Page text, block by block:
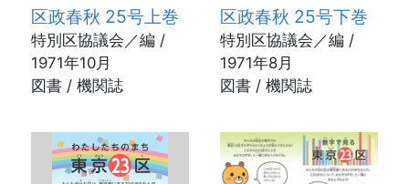
区政春秋 25号上巻
特別区協議会／編 /
1971年10月
図書 / 機関誌
区政春秋 25号下巻
特別区協議会／編 /
1971年8月
図書 / 機関誌